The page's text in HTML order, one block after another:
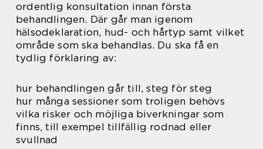
ordentlig konsultation innan första
behandlingen. Där går man igenom
hälsodeklaration, hud- och hårtyp samt vilket
område som ska behandlas. Du ska få en
tydlig förklaring av:
hur behandlingen går till, steg för steg
hur många sessioner som troligen behövs
vilka risker och möjliga biverkningar som
finns, till exempel tillfällig rodnad eller
svullnad